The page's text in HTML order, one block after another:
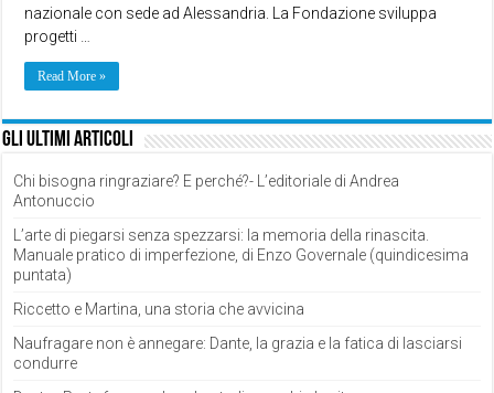
nazionale con sede ad Alessandria. ​La Fondazione sviluppa
progetti …
Read More »
Gli ultimi articoli
Chi bisogna ringraziare? E perché?- L’editoriale di Andrea
Antonuccio
L’arte di piegarsi senza spezzarsi: la memoria della rinascita.
Manuale pratico di imperfezione, di Enzo Governale (quindicesima
puntata)
Riccetto e Martina, una storia che avvicina
Naufragare non è annegare: Dante, la grazia e la fatica di lasciarsi
condurre